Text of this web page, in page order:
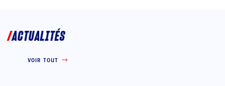
ACTUALITÉS
VOIR TOUT